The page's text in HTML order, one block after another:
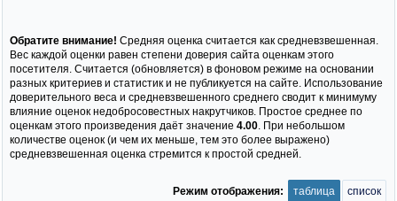
Обратите внимание! Средняя оценка считается как средневзвешенная.
Вес каждой оценки равен степени доверия сайта оценкам этого
посетителя. Считается (обновляется) в фоновом режиме на основании
разных критериев и статистик и не публикуется на сайте. Использование
доверительного веса и средневзвешенного среднего сводит к минимуму
влияние оценок недобросовестных накрутчиков. Простое среднее по
оценкам этого произведения даёт значение 4.00 . При небольшом
количестве оценок (и чем их меньше, тем это более выражено)
средневзвешенная оценка стремится к простой средней.
Режим отображения: таблица список